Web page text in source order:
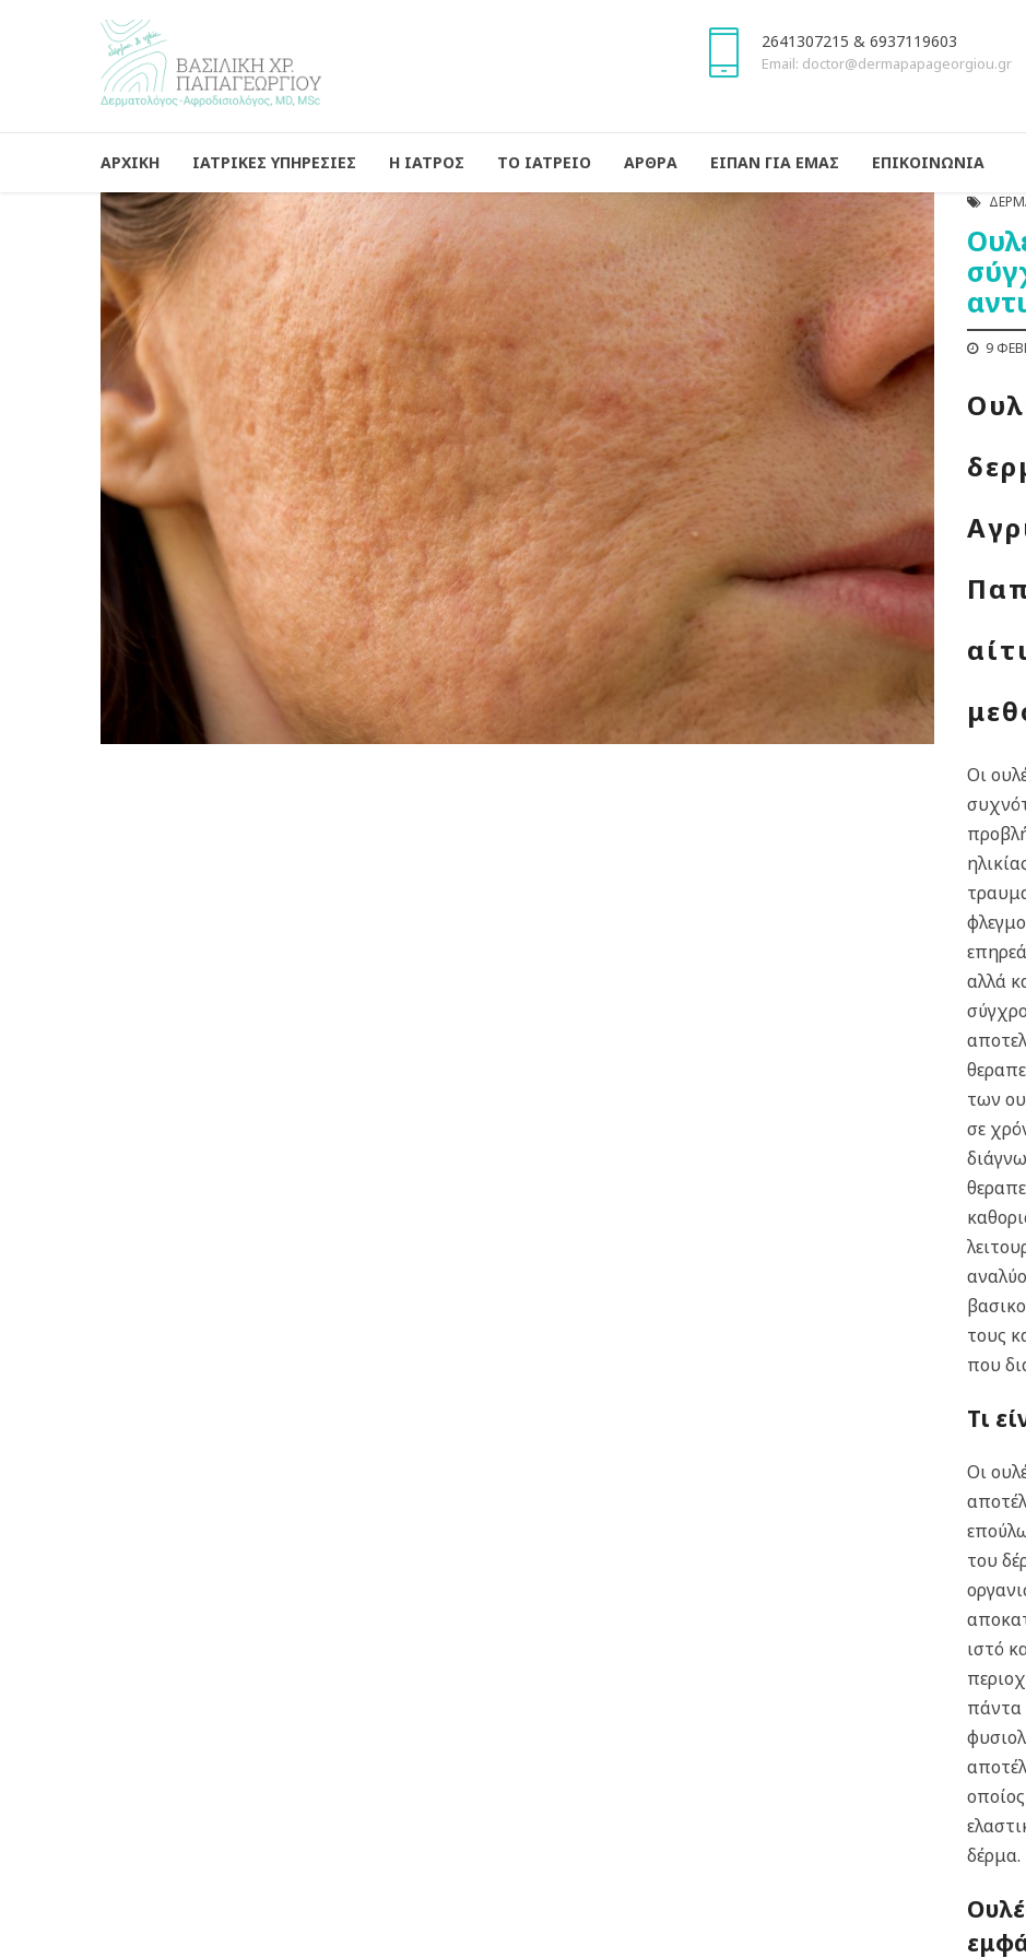
2641307215 & 6937119603
Email: doctor@dermapapageorgiou.gr
ΑΡΧΙΚΗ ΙΑΤΡΙΚΕΣ ΥΠΗΡΕΣΙΕΣ Η ΙΑΤΡΟΣ ΤΟ ΙΑΤΡΕΙΟ ΑΡΘΡΑ ΕΙΠΑΝ ΓΙΑ ΕΜΑΣ ΕΠΙΚΟΙΝΩΝΙΑ
9
Οι
αλλά
των
σε
τους
που
Τι
Οι
του
ιστό
πάντα
δέρμα.